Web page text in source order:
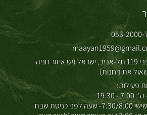
053-2000-
אלנבי 119 תל-אביב, ישראל (יש איזור חניה
את החנות)
פעילות:
- 19:30
שעה לפני כניסת שבת